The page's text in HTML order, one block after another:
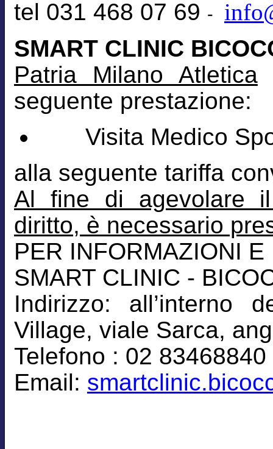
tel 031 468 07 69 -
SMART CLINIC
Patria Milano Atletica
seguente prestazione:
Visita Medico
alla seguente tariffa
Al fine di agevolare
diritto, è necessario
PER INFORMAZIONI
SMART CLINIC -
Indirizzo: all’interno
Village, viale Sarca,
Telefono : 02 83468840
Email: